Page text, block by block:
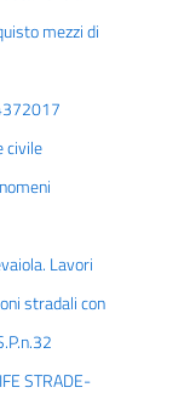
mezzi di
civile
Lavori
stradali con
STRADE-